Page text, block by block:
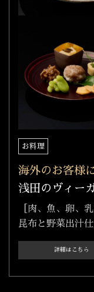
お料理
海外のお客様
浅田のヴィー
［肉、魚、卵、
昆布と野菜出汁
詳細はこちら